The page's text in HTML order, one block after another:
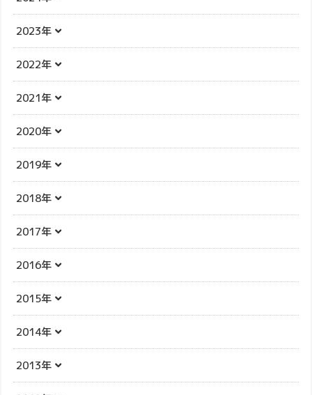
2023年
2022年
2021年
2020年
2019年
2018年
2017年
2016年
2015年
2014年
2013年